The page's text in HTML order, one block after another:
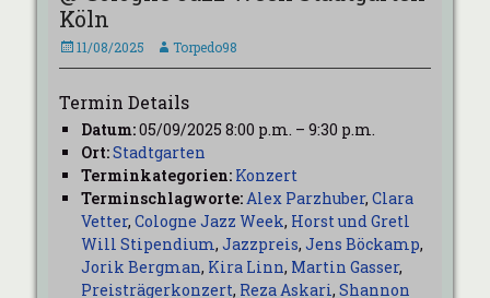
Köln
Veröffentlicht
am
11/08/2025 AutorTorpedo98
Termin Details
Datum:05/09/2025 8:00 p.m. – 9:30 p.m.
Ort:Stadtgarten
Terminkategorien: Konzert
Terminschlagworte:Alex Parzhuber, Clara
Vetter, Cologne Jazz Week, Horst und Gretl
Will Stipendium, Jazzpreis, Jens Böckamp,
Jorik Bergman, Kira Linn, Martin Gasser,
Preisträgerkonzert, Reza Askari, Shannon